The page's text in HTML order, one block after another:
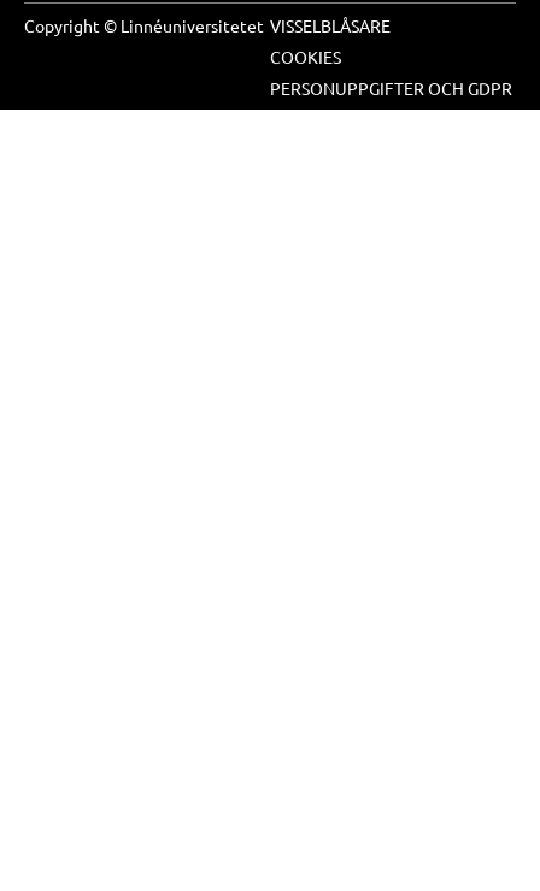
Copyright © Linnéuniversitetet VISSELBLÅSARE
COOKIES
PERSONUPPGIFTER OCH GDPR